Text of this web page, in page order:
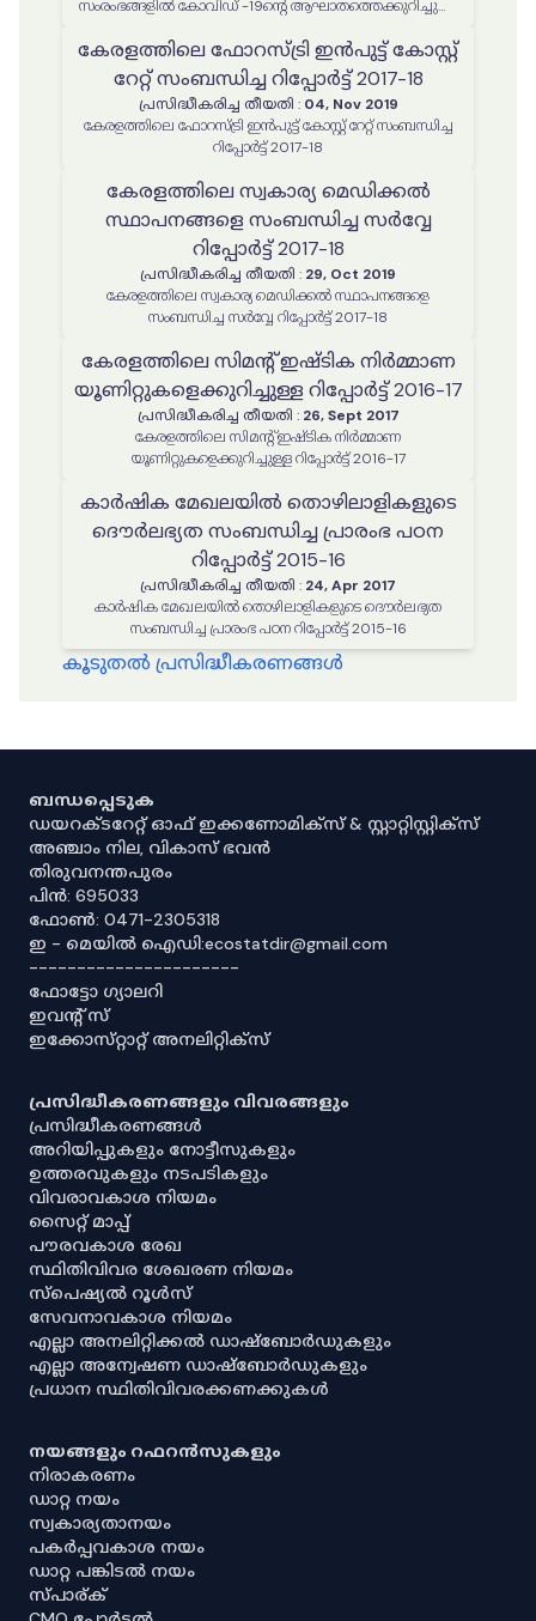
സംരംഭങ്ങളില്‍ കോവിഡ് -19ന്‍റെ ആഘാതത്തെക്കുറിച്ചുള്ള
കേരളത്തിലെ ഫോറസ്ട്രി ഇൻപുട്ട് കോസ്റ്റ്
റേറ്റ് സംബന്ധിച്ച റിപ്പോർട്ട് 2017-18
പ്രസിദ്ധീകരിച്ച തീയതി : 04, Nov 2019
കേരളത്തിലെ ഫോറസ്ട്രി ഇൻപുട്ട് കോസ്റ്റ് റേറ്റ് സംബന്ധിച്ച
റിപ്പോർട്ട് 2017-18
കേരളത്തിലെ സ്വകാര്യ മെഡിക്കൽ
സ്ഥാപനങ്ങളെ സംബന്ധിച്ച സര്‍വ്വേ
റിപ്പോർട്ട് 2017-18
പ്രസിദ്ധീകരിച്ച തീയതി : 29, Oct 2019
കേരളത്തിലെ സ്വകാര്യ മെഡിക്കൽ സ്ഥാപനങ്ങളെ
സംബന്ധിച്ച സര്‍വ്വേ റിപ്പോർട്ട് 2017-18
കേരളത്തിലെ സിമന്‍റ് ഇഷ്ടിക നിർമ്മാണ
യൂണിറ്റുകളെക്കുറിച്ചുള്ള റിപ്പോർട്ട് 2016-17
പ്രസിദ്ധീകരിച്ച തീയതി : 26, Sept 2017
കേരളത്തിലെ സിമന്‍റ് ഇഷ്ടിക നിർമ്മാണ
യൂണിറ്റുകളെക്കുറിച്ചുള്ള റിപ്പോർട്ട് 2016-17
കാർഷിക മേഖലയിൽ തൊഴിലാളികളുടെ
ദൌര്‍ലഭ്യത സംബന്ധിച്ച പ്രാരംഭ പഠന
റിപ്പോർട്ട് 2015-16
പ്രസിദ്ധീകരിച്ച തീയതി : 24, Apr 2017
കാർഷിക മേഖലയിൽ തൊഴിലാളികളുടെ ദൌര്‍ലഭ്യത
സംബന്ധിച്ച പ്രാരംഭ പഠന റിപ്പോർട്ട് 2015-16
കൂടുതൽ പ്രസിദ്ധീകരണങ്ങൾ
ബന്ധപ്പെടുക
ഡയറക്ടറേറ്റ് ഓഫ് ഇക്കണോമിക്സ് & സ്റ്റാറ്റിസ്റ്റിക്സ്
അഞ്ചാം നില, വികാസ് ഭവൻ
തിരുവനന്തപുരം
പിൻ: 695033
ഫോൺ: 0471-2305318
ഇ - മെയിൽ ഐഡി:ecostatdir@gmail.com
----------------------
ഫോട്ടോ ഗ്യാലറി
ഇവൻ്റ് സ്
ഇക്കോസ്‌റ്റാറ്റ് അനലിറ്റിക്‌സ്
പ്രസിദ്ധീകരണങ്ങളും വിവരങ്ങളും
പ്രസിദ്ധീകരണങ്ങൾ
അറിയിപ്പുകളും നോട്ടീസുകളും
ഉത്തരവുകളും നടപടികളും
വിവരാവകാശ നിയമം
സൈറ്റ് മാപ്പ്
പൗരവകാശ രേഖ
സ്ഥിതിവിവര ശേഖരണ നിയമം
സ്‌പെഷ്യൽ റൂൾസ്
സേവനാവകാശ നിയമം
എല്ലാ അനലിറ്റിക്കൽ ഡാഷ്‌ബോർഡുകളും
എല്ലാ അന്വേഷണ ഡാഷ്‌ബോർഡുകളും
പ്രധാന സ്ഥിതിവിവരക്കണക്കുകൾ
നയങ്ങളും റഫറൻസുകളും
നിരാകരണം
ഡാറ്റ നയം
സ്വകാര്യതാനയം
പകർപ്പവകാശ നയം
ഡാറ്റ പങ്കിടൽ നയം
സ്പാര്ക്